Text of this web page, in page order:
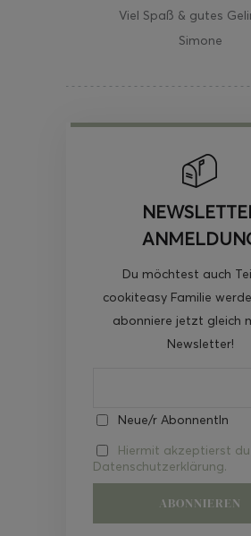
Viel Spaß & gutes
Simone
Du möchtest auch
cookiteasy Familie
abonniere jetzt gleich
Newsletter!
Neue/r AbonnentIn
Hiermit akzeptierst
Datenschutzerklärung.